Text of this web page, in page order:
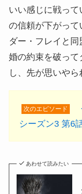
いい感じに戦っ
の信頼が下がっ
ダー・フレイと
婚の約束を破って
し、先が思いやら
次のエピソード
シーズン3 第6
あわせて読みたい